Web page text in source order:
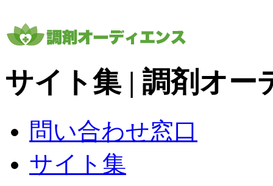
サイト集 | 調剤オー
問い合わせ窓口
サイト集